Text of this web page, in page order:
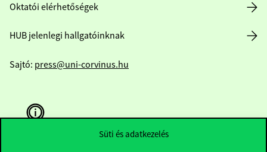
Süti és adatkezelés
Oktatói elérhetőségek
HUB jelenlegi hallgatóinknak
Sajtó: press@uni-corvinus.hu